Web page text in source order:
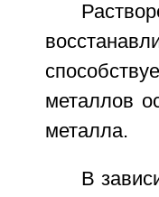
металлов
металла.
В